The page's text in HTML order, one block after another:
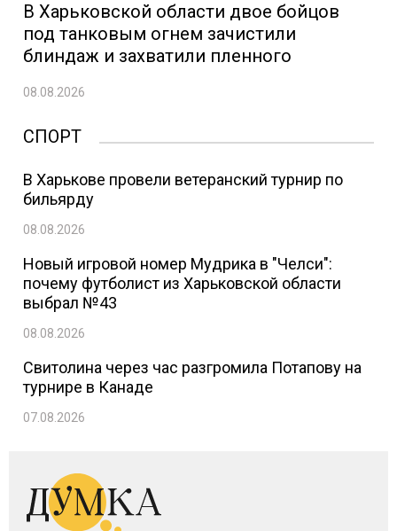
В Харьковской области двое бойцов
под танковым огнем зачистили
блиндаж и захватили пленного
08.08.2026
СПОРТ
В Харькове провели ветеранский турнир по
бильярду
08.08.2026
Новый игровой номер Мудрика в "Челси":
почему футболист из Харьковской области
выбрал №43
08.08.2026
Свитолина через час разгромила Потапову на
турнире в Канаде
07.08.2026